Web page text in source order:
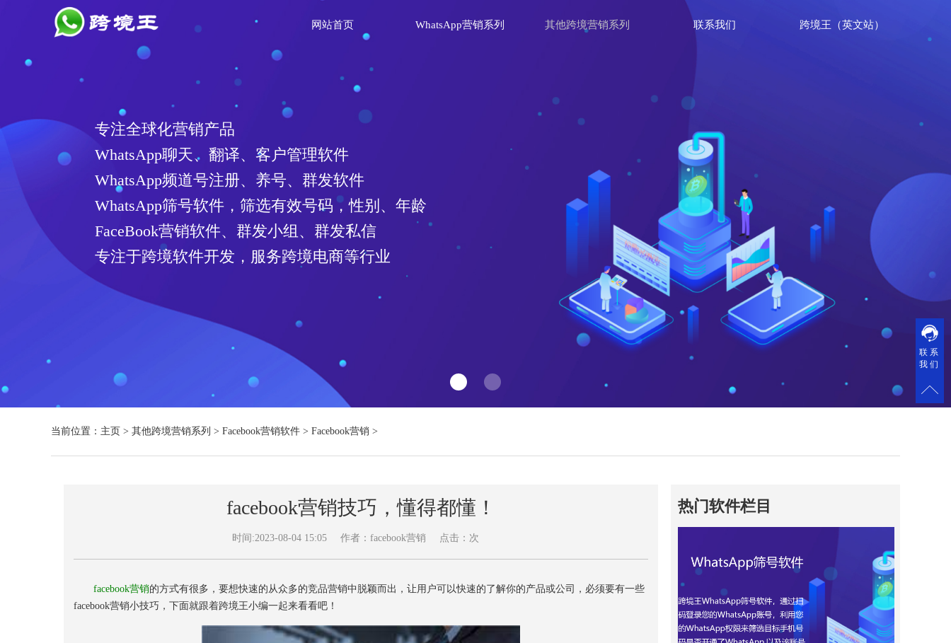
网站首页 WhatsApp营销系列 其他跨境营销系列 联系我们 跨境王（英文站）
专注全球化营销产品
WhatsApp聊天、翻译、客户管理软件
WhatsApp频道号注册、养号、群发软件
WhatsApp筛号软件，筛选有效号码，性别、年龄
FaceBook营销软件、群发小组、群发私信
专注于跨境软件开发，服务跨境电商等行业
当前位置： 主页 > 其他跨境营销系列 > Facebook营销软件 > Facebook营销 >
facebook营销技巧，懂得都懂！
时间:2023-08-04 15:05 作者：facebook营销 点击： 次
facebook营销的方式有很多，要想快速的从众多的竞品营销中脱颖而出，让用户可以快速的了解你的产品或公司，必须要有一些
facebook营销小技巧，下面就跟着跨境王小编一起来看看吧！
热门软件栏目
联系
我们